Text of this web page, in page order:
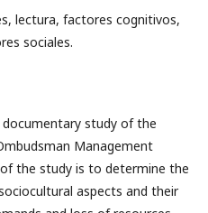
lectura, factores cognitivos,
sociales.
study of the
Management
the study is to determine the
aspects and their